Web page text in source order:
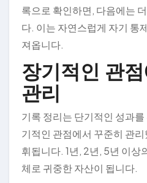
록으로 확인하면, 다음에는
다. 이는 자연스럽게 자기 통
져옵니다.
장기적인 관
관리
기록 정리는 단기적인 성과
기적인 관점에서 꾸준히 관
휘됩니다. 1년, 2년, 5년 이상
체로 귀중한 자산이 됩니다.